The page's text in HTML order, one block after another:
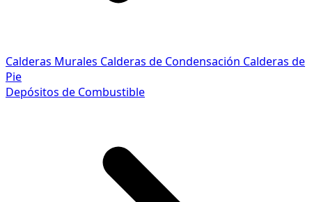
Calderas Murales Calderas de Condensación Calderas de
Pie
Depósitos de Combustible